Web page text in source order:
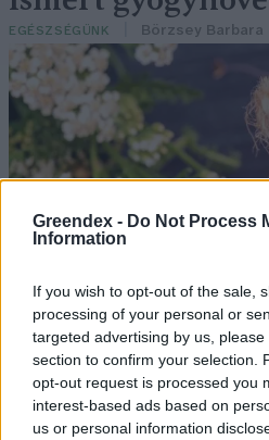
Greendex - Do Not Process
Information
If you wish to opt-out of the sale,
processing of your personal or
targeted advertising by us,
section to confirm your selection.
opt-out request is processed you
interest-based ads based on
us or personal information
EGÉSZSÉGÜNK Börzsey Barbara